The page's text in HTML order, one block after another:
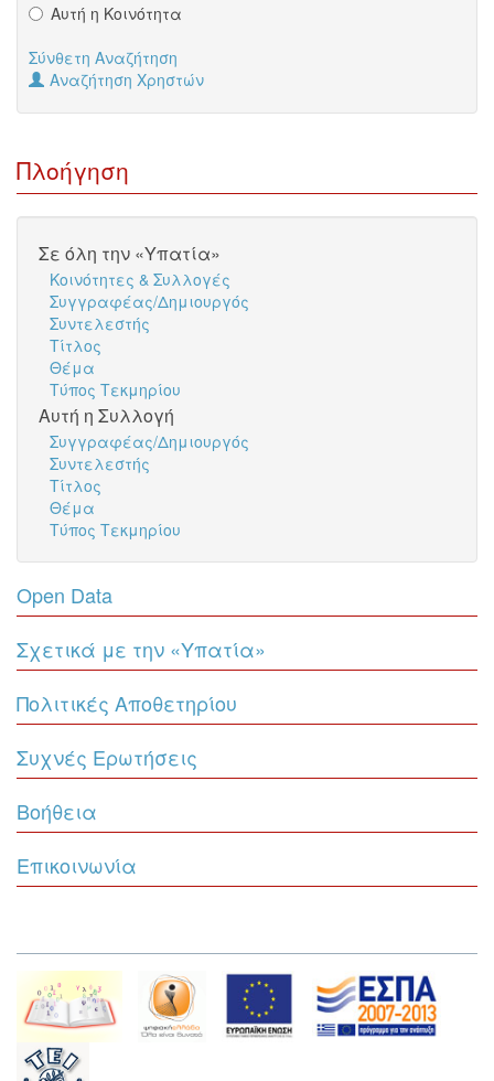
Αυτή η Κοινότητα
Σύνθετη Αναζήτηση
Αναζήτηση Χρηστών
Πλοήγηση
Σε όλη την «Υπατία»
Κοινότητες & Συλλογές
Συγγραφέας/Δημιουργός
Συντελεστής
Τίτλος
Θέμα
Τύπος Τεκμηρίου
Αυτή η Συλλογή
Συγγραφέας/Δημιουργός
Συντελεστής
Τίτλος
Θέμα
Τύπος Τεκμηρίου
Open Data
Σχετικά με την «Υπατία»
Πολιτικές Αποθετηρίου
Συχνές Ερωτήσεις
Βοήθεια
Επικοινωνία